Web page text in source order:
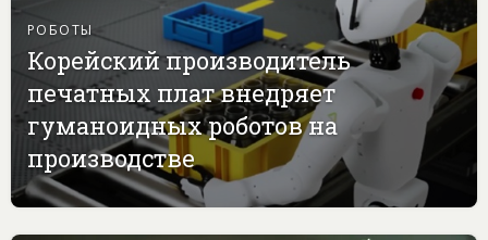
РОБОТЫ
Корейский производитель
печатных плат внедряет
гуманоидных роботов на
производстве